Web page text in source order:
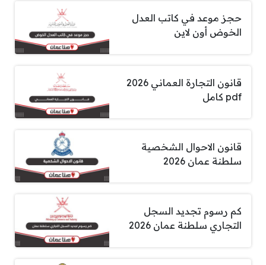
حجز موعد في كاتب العدل
الخوض أون لاين
قانون التجارة العماني 2026
pdf كامل
قانون الاحوال الشخصية
سلطنة عمان 2026
كم رسوم تجديد السجل
التجاري سلطنة عمان 2026